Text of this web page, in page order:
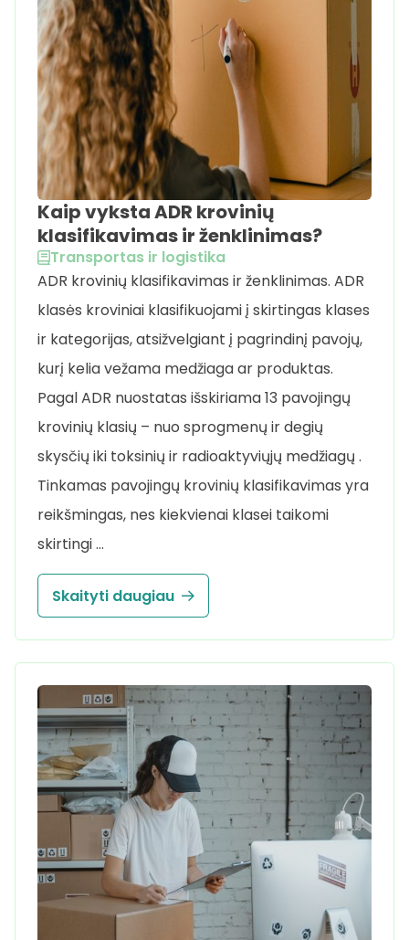
Kaip vyksta ADR krovinių
klasifikavimas ir ženklinimas?
Transportas ir logistika
ADR krovinių klasifikavimas ir ženklinimas. ADR
klasės kroviniai klasifikuojami į skirtingas klases
ir kategorijas, atsižvelgiant į pagrindinį pavojų,
kurį kelia vežama medžiaga ar produktas.
Pagal ADR nuostatas išskiriama 13 pavojingų
krovinių klasių – nuo sprogmenų ir degių
skysčių iki toksinių ir radioaktyviųjų medžiagų .
Tinkamas pavojingų krovinių klasifikavimas yra
reikšmingas, nes kiekvienai klasei taikomi
skirtingi …
Skaityti daugiau